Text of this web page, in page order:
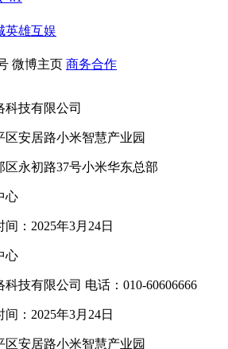
英雄互娱
微博主页 商务合作
技有限公司
安居路小米智慧产业园
永初路37号小米华东总部
心
：2025年3月24日
心
技有限公司 电话：010-60606666
：2025年3月24日
安居路小米智慧产业园